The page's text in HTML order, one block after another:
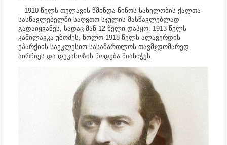
1910 წელს თელავის წმინდა ნინოს სახელობის ქალთა
სასწავლებელში საღვთო სჯულის მასწავლებლად
გადაიყვანეს, სადაც მან 12 წელი დაჰყო. 1913 წელს
კამილავკა უბოძეს, ხოლო 1918 წელს ალავერდის
ეპარქიის საეკლესიო სასამართლოს თავმჯდომარედ
აირჩიეს და დეკანოზის წოდება მიანიჭეს.